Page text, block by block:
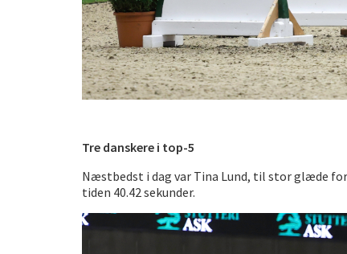
Tre danskere i top-5
Næstbedst i dag var Tina Lund, til stor glæde
tiden 40.42 sekunder.